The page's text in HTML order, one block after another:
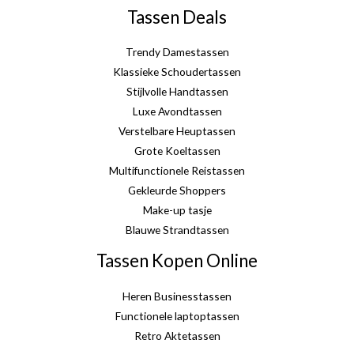
Tassen Deals
Trendy Damestassen
Klassieke Schoudertassen
Stijlvolle Handtassen
Luxe Avondtassen
Verstelbare Heuptassen
Grote Koeltassen
Multifunctionele Reistassen
Gekleurde Shoppers
Make-up tasje
Blauwe Strandtassen
Tassen Kopen Online
Heren Businesstassen
Functionele laptoptassen
Retro Aktetassen